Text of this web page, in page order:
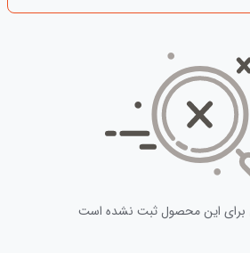
برای این محصول ثبت نشده است